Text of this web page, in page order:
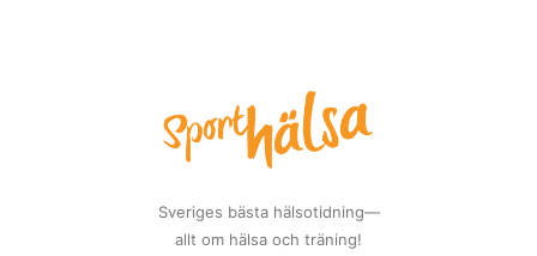
Sveriges bästa hälsotidning—
allt om hälsa och träning!